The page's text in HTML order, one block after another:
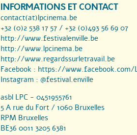
INFORMATIONS ET CONTACT
contact(at)lpcinema.be
+32 (0)2 538 17 57 / +32 (0)493 56 69 07
http://www.festivalenville.be
http://www.lpcinema.be
http://www.regardssurletravail.be
Facebook : https://www.facebook.com/
Instagram : @festival.enville
asbl LPC - 0451955761
5 A rue du Fort / 1060 Bruxelles
RPM Bruxelles
BE36 0011 3205 6381